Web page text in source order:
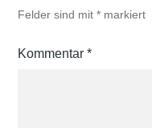
Felder sind mit* markiert
Kommentar*